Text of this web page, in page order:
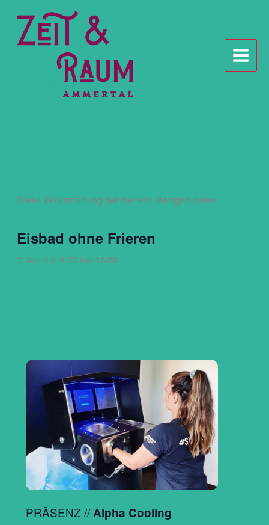
Inhalt
springen
Diese Veranstaltung hat bereits stattgefunden.
Eisbad ohne Frieren
2. April // 9:30 bis 16:00
PRÄSENZ //Alpha Cooling